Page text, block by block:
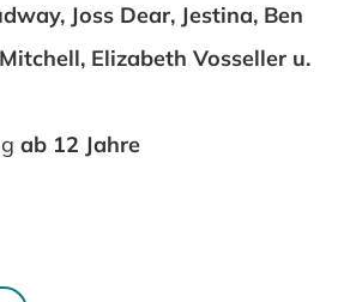
Joss Dear, Jestina, Ben
Elizabeth Vosseller u.
ab 12 Jahre